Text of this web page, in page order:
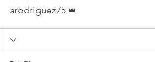
arodriguez75